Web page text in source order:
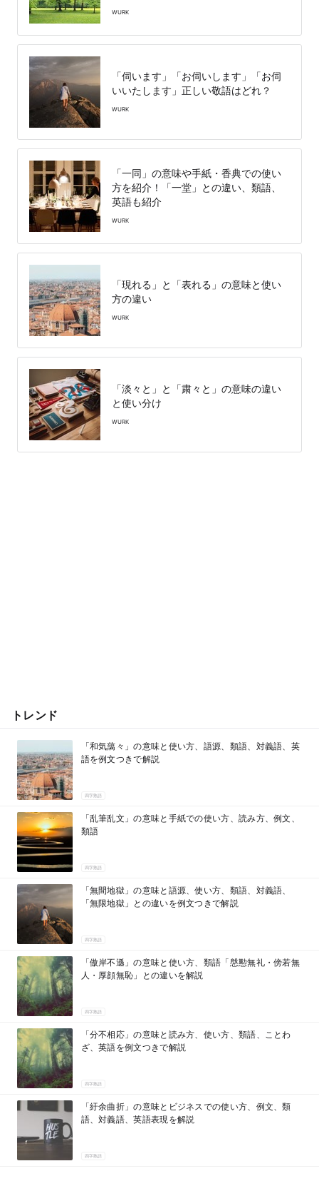
WURK
「伺います」「お伺いします」「お伺
いいたします」正しい敬語はどれ？
WURK
「一同」の意味や手紙・香典での使い
方を紹介！「一堂」との違い、類語、
英語も紹介
WURK
「現れる」と「表れる」の意味と使い
方の違い
WURK
「淡々と」と「粛々と」の意味の違い
と使い分け
WURK
トレンド
「和気藹々」の意味と使い方、語源、類語、対義語、英
語を例文つきで解説
四字熟語
「乱筆乱文」の意味と手紙での使い方、読み方、例文、
類語
四字熟語
「無間地獄」の意味と語源、使い方、類語、対義語、
「無限地獄」との違いを例文つきで解説
四字熟語
「傲岸不遜」の意味と使い方、類語「慇懃無礼・傍若無
人・厚顔無恥」との違いを解説
四字熟語
「分不相応」の意味と読み方、使い方、類語、ことわ
ざ、英語を例文つきで解説
四字熟語
「紆余曲折」の意味とビジネスでの使い方、例文、類
語、対義語、英語表現を解説
四字熟語